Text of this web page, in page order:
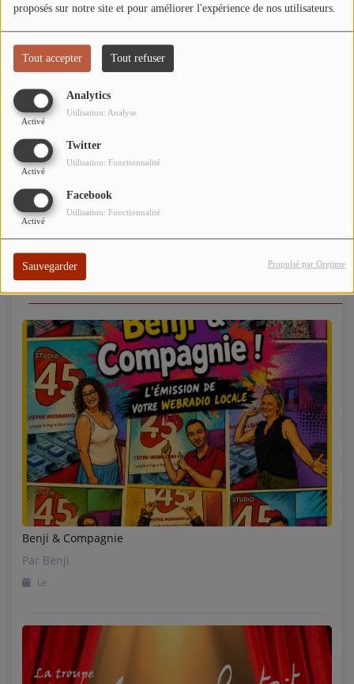
proposés sur notre site et pour améliorer l'expérience de nos utilisateurs.
Tout accepter Tout refuser
Analytics
Activé
Utilisation: Analyse
Twitter
Activé
Utilisation: Fonctionnalité
Facebook
Activé
Utilisation: Fonctionnalité
Sauvegarder Propulsé par Orejime
évènement Studio 45 - Salon de l’Auto 2025 à Gien
EMISSIONS
Benji & Compagnie
Par Benji
Le